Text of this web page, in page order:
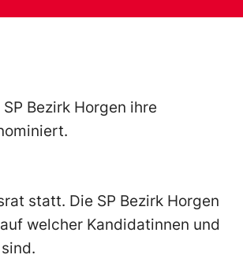
Bezirk Horgen ihre
statt. Die SP Bezirk Horgen
welcher Kandidatinnen und